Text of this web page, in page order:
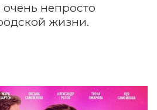
непросто
жизни.